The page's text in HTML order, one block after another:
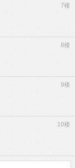
7楼
8楼
9楼
10楼